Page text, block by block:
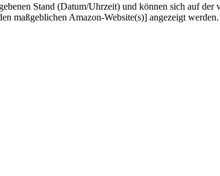
Stand (Datum/Uhrzeit) und können sich auf
maßgeblichen Amazon-Website(s)] angezeigt werden.